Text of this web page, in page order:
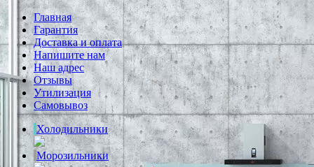
Главная
Гарантия
Доставка и оплата
Напишите нам
Наш адрес
Отзывы
Утилизация
Самовывоз
Холодильники
Морозильники